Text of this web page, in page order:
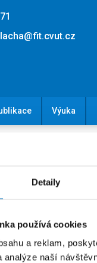
Detaily
používá cookies
a reklam,
analýze naší
Výuka